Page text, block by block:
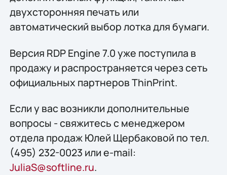
двухсторонняя печать или
автоматический выбор лотка для бумаги.
Версия RDP Engine 7.0 уже поступила в
продажу и распространяется через сеть
официальных партнеров ThinPrint.
Если у вас возникли дополнительные
вопросы - свяжитесь с менеджером
отдела продаж Юлей Щербаковой по тел.
(495) 232-0023 или e-mail:
JuliaS@softline.ru.